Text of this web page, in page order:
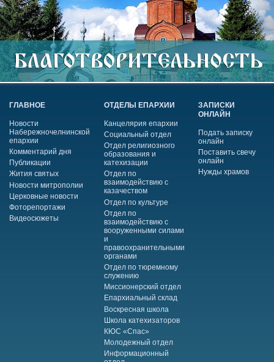
ГЛАВНОЕ
Новости
Набережночелнинской
епархии
Комментарий дня
Публикации
Жития святых
Новости митрополии
Церковные новости
Фоторепортажи
Видеосюжеты
ОТДЕЛЫ ЕПАРХИИ
Канцелярия епархии
Социальный отдел
Отдел религиозного
образования и
катехизации
Отдел по
взаимодействию с
казачеством
Отдел по культуре
Отдел по
взаимодействию с
вооруженными силами
и
правоохранительными
органами
Отдел по тюремному
служению
Миссионерский отдел
Епархиальный склад
Воскресная школа
Школа катехизаторов
КЮС «Спас»
Молодежный отдел
Информационный
ЗАПИСКИ
ОНЛАЙН
Подать записку
онлайн
Поставить свечу
онлайн
Нужды храмов